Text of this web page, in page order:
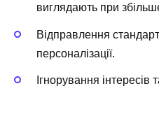
виглядають при
Відправлення
персоналізації.
Ігнорування